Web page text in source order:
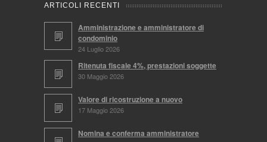
ARTICOLI RECENTI
Amministrazione e amministratore di
condominio
24 Luglio 2026
Ritenuta fiscale 4%, prestazioni soggette
30 Maggio 2026
Valore di ricostruzione a nuovo
17 Maggio 2026
Nomina e conferma amministratore